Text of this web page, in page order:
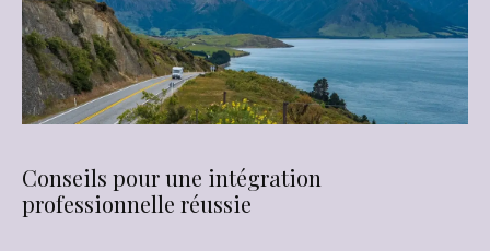
Conseils pour une intégration
professionnelle réussie